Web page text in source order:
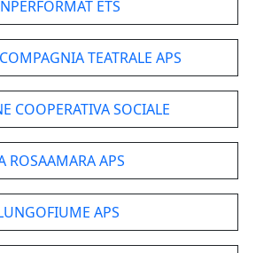
ETS
TEATRALE APS
COOPERATIVA SOCIALE
ROSAAMARA APS
APS